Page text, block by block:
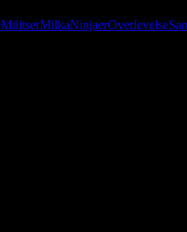
MilitserMilkaNinjaerOverlevelse